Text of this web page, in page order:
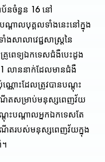
ាប័នចំនួន 16 នៅ
តាលបុគ្គលទាំងនេះនៅក្នុង
ងសាលាវេជ្ជសាស្ត្រនៃ
រូពេទ្យឯកទេសជំងឺបេះដូង
1 លាននាក់ដែលមានជំងឺ
ណោះដែលត្រូវបានបណ្តុះ
ើតសម្រាប់មនុស្សពេញវ័យ
តុះបណ្តាលអ្នកឯកទេសតែ
ើតរបស់មនុស្សពេញវ័យក្នុង
។